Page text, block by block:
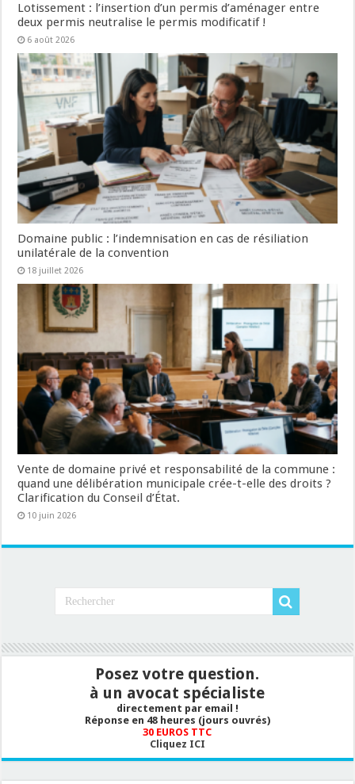
Lotissement : l’insertion d’un permis d’aménager entre
deux permis neutralise le permis modificatif !
6 août 2026
Domaine public : l’indemnisation en cas de résiliation
unilatérale de la convention
18 juillet 2026
Vente de domaine privé et responsabilité de la commune :
quand une délibération municipale crée-t-elle des droits ?
Clarification du Conseil d’État.
10 juin 2026
Posez votre question.
à un avocat spécialiste
directement par email !
Réponse en 48 heures (jours ouvrés)
30 EUROS TTC
Cliquez ICI